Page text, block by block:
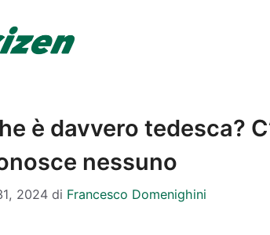
è davvero tedesca?
nessuno
2024 di Francesco Domenighini